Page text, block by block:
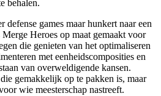
behalen.
defense games maar hunkert naar een
Heroes op maat gemaakt voor
die genieten van het optimaliseren
met eenheidscomposities en
van overweldigende kansen.
gemakkelijk op te pakken is, maar
wie meesterschap nastreeft.